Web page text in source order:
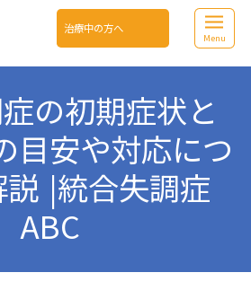
治療中の方へ
Menu
の初期症状と
目安や対応につ
説 |統合失調症
ABC